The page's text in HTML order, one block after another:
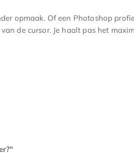
opmaak. Of een Photoshop
de cursor. Je haalt pas het